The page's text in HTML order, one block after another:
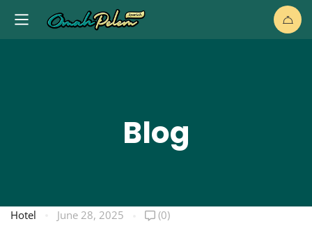
Blog
Hotel June 28, 2025 (0)